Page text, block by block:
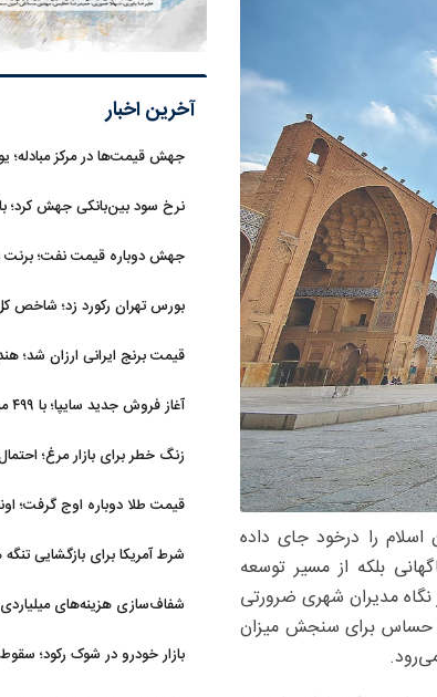
ایران و جهان اسلام را درخود جای داده
بلکه از مسیر توسعه
در نگاه مدیران شهری ضرورتی
حساس برای سنجش میزان
آخرین اخبار
جهش قیمت‌ها در مرکز مبادله؛
نرخ سود بین‌بانکی جهش کرد؛
جهش دوباره قیمت نفت؛ برنت بشکه‌ای
بورس تهران رکورد زد؛ شاخص کل وارد
قیمت برنج ایرانی ارزان شد؛
زنگ خطر برای بازار مرغ؛
قیمت طلا دوباره اوج گرفت؛ اونس ۴۳۳۶
شرط آمریکا برای بازگشایی
شفاف‌سازی هزینه‌های
بازار خودرو در شوک رکود؛